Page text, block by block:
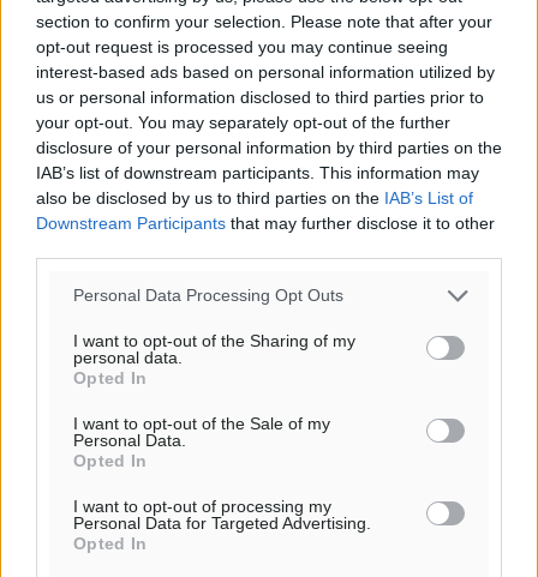
section to confirm your selection. Please note that after your
opt-out request is processed you may continue seeing
interest-based ads based on personal information utilized by
us or personal information disclosed to third parties prior to
your opt-out. You may separately opt-out of the further
disclosure of your personal information by third parties on the
IAB’s list of downstream participants. This information may
also be disclosed by us to third parties on the IAB’s List of
Downstream Participants that may further disclose it to other
Personal Data Processing Opt Outs
I want to opt-out of the Sharing of my
personal data.
Opted In
I want to opt-out of the Sale of my
Personal Data.
Opted In
I want to opt-out of processing my
Personal Data for Targeted Advertising.
Opted In
20:06
πρόγνωση:
33°
ΚΥ
30°
ΔΕ
29°
ΤΡ